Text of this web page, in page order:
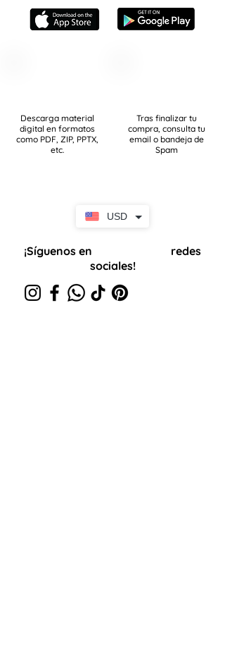
Descarga material
digital en formatos
como PDF, ZIP, PPTX,
etc.
Tras finalizar tu
compra, consulta tu
email o bandeja de
Spam
USD
¡Síguenos en
redes
sociales!